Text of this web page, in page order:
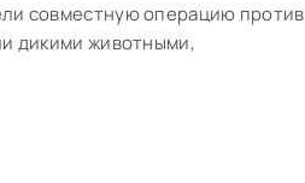
совместную операцию против
дикими животными,